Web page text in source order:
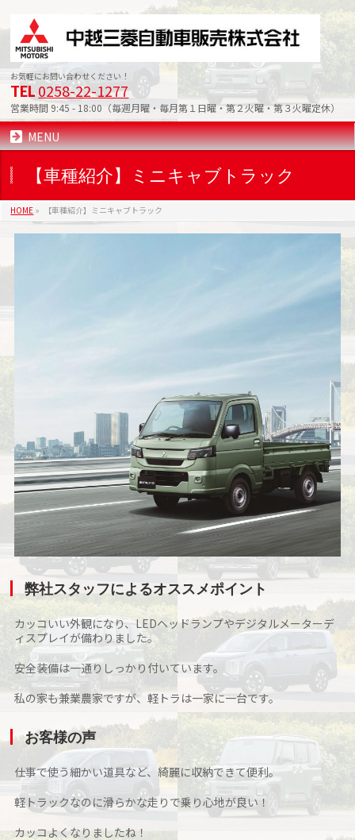
お気軽にお問い合わせください！
TEL0258-22-1277
営業時間 9:45 - 18:00（毎週月曜・毎月第１日曜・第２火曜・第３火曜定休）
MENU
【車種紹介】ミニキャブトラック
HOME » 【車種紹介】ミニキャブトラック
弊社スタッフによるオススメポイント
カッコいい外観になり、LEDヘッドランプやデジタルメーターデ
ィスプレイが備わりました。
安全装備は一通りしっかり付いています。
私の家も兼業農家ですが、軽トラは一家に一台です。
お客様の声
仕事で使う細かい道具など、綺麗に収納できて便利。
軽トラックなのに滑らかな走りで乗り心地が良い！
カッコよくなりましたね！